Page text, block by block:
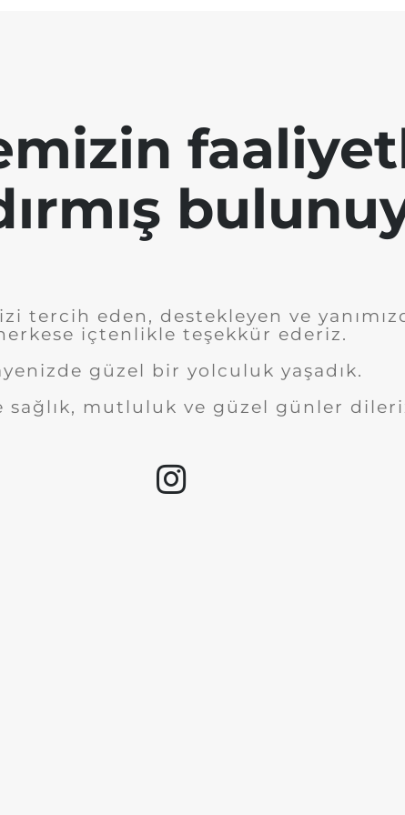
tercih eden, destekleyen ve
içtenlikle teşekkür ederiz.
güzel bir yolculuk yaşadık.
sağlık, mutluluk ve güzel günler